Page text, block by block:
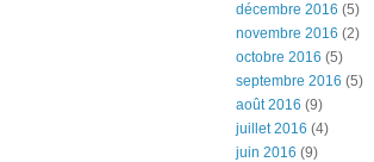
décembre 2016 (5)
novembre 2016 (2)
octobre 2016 (5)
septembre 2016 (5)
août 2016 (9)
juillet 2016 (4)
juin 2016 (9)